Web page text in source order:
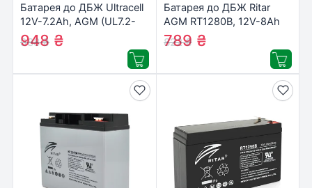
Батарея до ДБЖ Ultracell
12V-7.2Ah, AGM (UL7.2-
12)
988₴
948 ₴
Батарея до ДБЖ Ritar
AGM RT1280B, 12V-8Ah
(RT1280B)
822₴
789 ₴